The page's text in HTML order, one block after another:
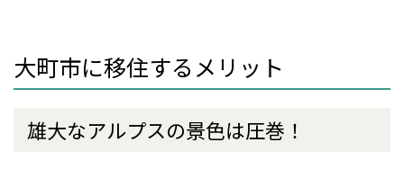
大町市に移住するメリット
雄大なアルプスの景色は圧巻！